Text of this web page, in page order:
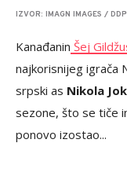
IZVOR: IMAGN IMAGES /
Kanađanin Šej
najkorisnijeg igrača
srpski as Nikola
sezone, što se tiče
ponovo izostao...